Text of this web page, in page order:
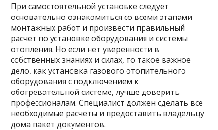
При самостоятельной установке следует
основательно ознакомиться со всеми этапами
монтажных работ и произвести правильный
расчет по установке оборудования и системы
отопления. Но если нет уверенности в
собственных знаниях и силах, то такое важное
дело, как установка газового отопительного
оборудования с подключением к
обогревательной системе, лучше доверить
профессионалам. Специалист должен сделать все
необходимые расчеты и предоставить владельцу
дома пакет документов.